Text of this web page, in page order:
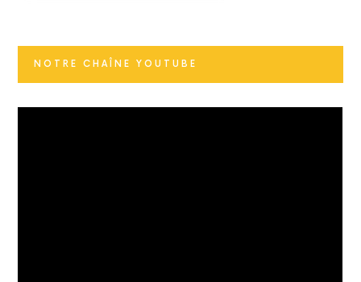
NOTRE CHAÎNE YOUTUBE